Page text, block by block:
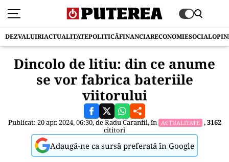
DEZVALUIRIACTUALITATEPOLITICĂFINANCIARECONOMIESOCIAL
Dincolo de litiu: din ce anume
se vor fabrica bateriile
viitorului
Publicat: 20 apr. 2024, 06:30, deRadu Caranfil, în ACTUALITATE ,3162
cititori
Adaugă-ne ca sursă preferată în Google